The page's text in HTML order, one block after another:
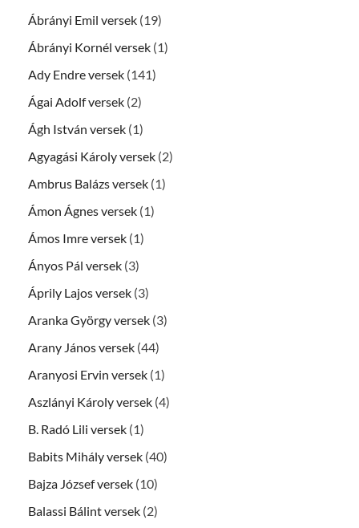
Ábrányi Emil versek (19)
Ábrányi Kornél versek (1)
Ady Endre versek (141)
Ágai Adolf versek (2)
Ágh István versek (1)
Agyagási Károly versek (2)
Ambrus Balázs versek (1)
Ámon Ágnes versek (1)
Ámos Imre versek (1)
Ányos Pál versek (3)
Áprily Lajos versek (3)
Aranka György versek (3)
Arany János versek (44)
Aranyosi Ervin versek (1)
Aszlányi Károly versek (4)
B. Radó Lili versek (1)
Babits Mihály versek (40)
Bajza József versek (10)
Balassi Bálint versek (2)